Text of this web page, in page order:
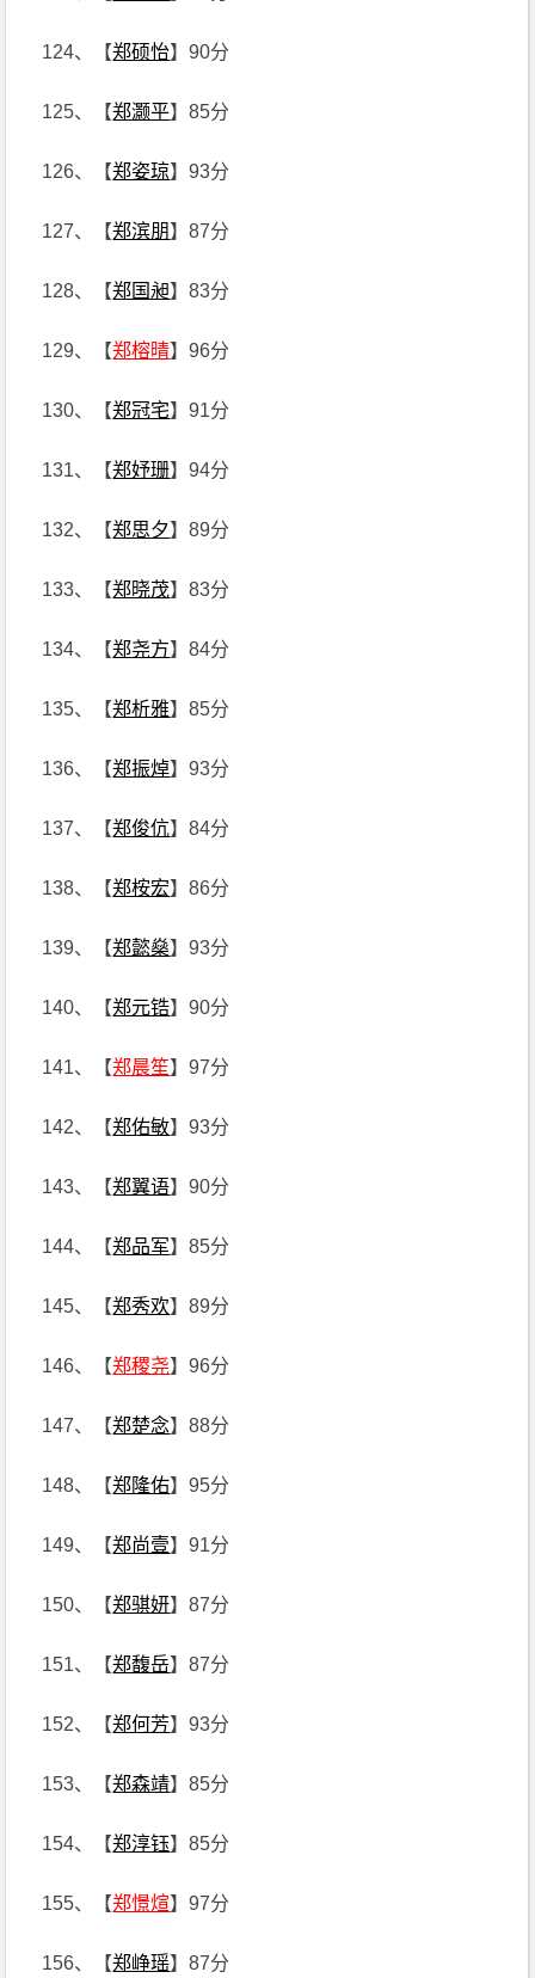
124、【郑硕怡】90分
125、【郑灏平】85分
126、【郑姿琼】93分
127、【郑滨朋】87分
128、【郑国昶】83分
129、【郑榕晴】96分
130、【郑冠宅】91分
131、【郑妤珊】94分
132、【郑思夕】89分
133、【郑晓茂】83分
134、【郑尧方】84分
135、【郑析雅】85分
136、【郑振焯】93分
137、【郑俊伉】84分
138、【郑桉宏】86分
139、【郑懿燊】93分
140、【郑元锆】90分
141、【郑晨笙】97分
142、【郑佑敏】93分
143、【郑翼语】90分
144、【郑品军】85分
145、【郑秀欢】89分
146、【郑稷尧】96分
147、【郑楚念】88分
148、【郑隆佑】95分
149、【郑尚壹】91分
150、【郑骐妍】87分
151、【郑馥岳】87分
152、【郑何芳】93分
153、【郑森靖】85分
154、【郑淳钰】85分
155、【郑憬煊】97分
156、【郑峥瑶】87分